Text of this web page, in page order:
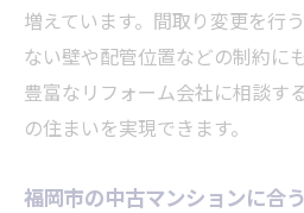
増えています。間取り変更を行
ない壁や配管位置などの制約に
豊富なリフォーム会社に相談す
の住まいを実現できます。
福岡市の中古マンションに合